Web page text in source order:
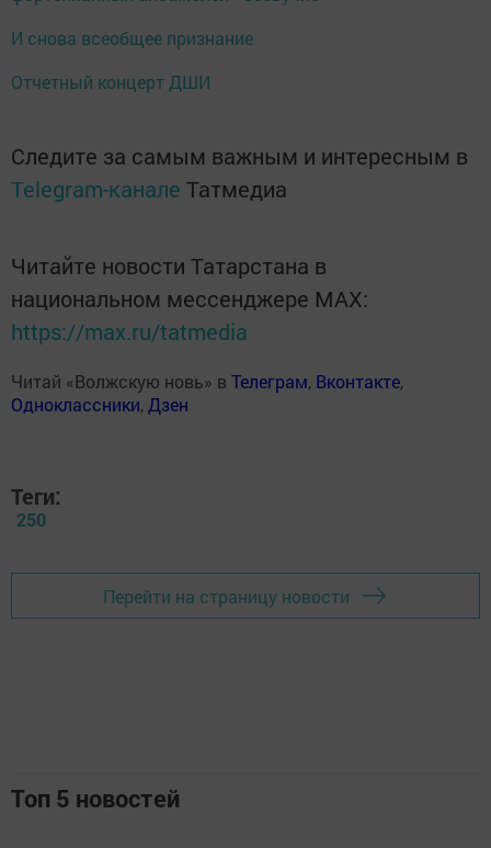
И снова всеобщее признание
Отчетный концерт ДШИ
Следите за самым важным и интересным в
Telegram-канале Татмедиа
Читайте новости Татарстана в
национальном мессенджере MАХ:
https://max.ru/tatmedia
Читай «Волжскую новь» в Телеграм, Вконтакте,
Одноклассники,Дзен
Теги:
250
Перейти на страницу новости
Топ 5 новостей